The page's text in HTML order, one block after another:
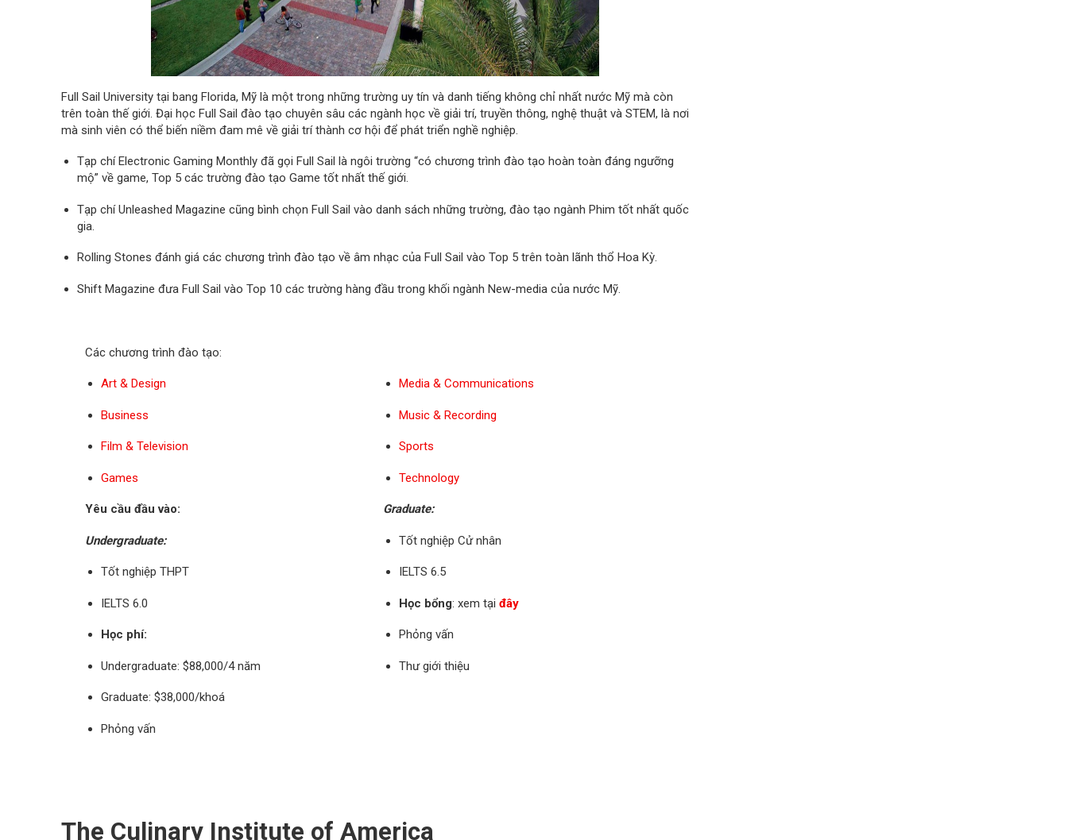
Full Sail University tại bang Florida, Mỹ là một trong những trường uy tín và danh tiếng không chỉ nhất nước Mỹ mà còn
trên toàn thế giới. Đại học Full Sail đào tạo chuyên sâu các ngành học về giải trí, truyền thông, nghệ thuật và STEM, là nơi
mà sinh viên có thể biến niềm đam mê về giải trí thành cơ hội để phát triển nghề nghiệp.
Tạp chí Electronic Gaming Monthly đã gọi Full Sail là ngôi trường “có chương trình đào tạo hoàn toàn đáng ngưỡng
mộ” về game, Top 5 các trường đào tạo Game tốt nhất thế giới.
Tạp chí Unleashed Magazine cũng bình chọn Full Sail vào danh sách những trường, đào tạo ngành Phim tốt nhất quốc
gia.
Rolling Stones đánh giá các chương trình đào tạo về âm nhạc của Full Sail vào Top 5 trên toàn lãnh thổ Hoa Kỳ.
Shift Magazine đưa Full Sail vào Top 10 các trường hàng đầu trong khối ngành New-media của nước Mỹ.
Các chương trình đào tạo:
Art & Design
Business
Film & Television
Games
Yêu cầu đầu vào:
Undergraduate:
Tốt nghiệp THPT
IELTS 6.0
Học phí:
Undergraduate: $88,000/4 năm
Graduate: $38,000/khoá
Phỏng vấn
Media & Communications
Music & Recording
Sports
Technology
Graduate:
Tốt nghiệp Cử nhân
IELTS 6.5
Học bổng: xem tại đây
Phỏng vấn
Thư giới thiệu
The Culinary Institute of America